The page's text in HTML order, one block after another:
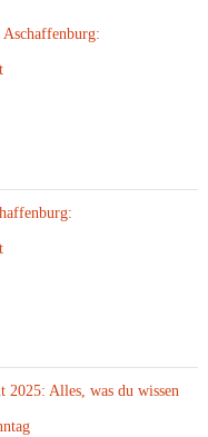
2025: Alles, was du wissen